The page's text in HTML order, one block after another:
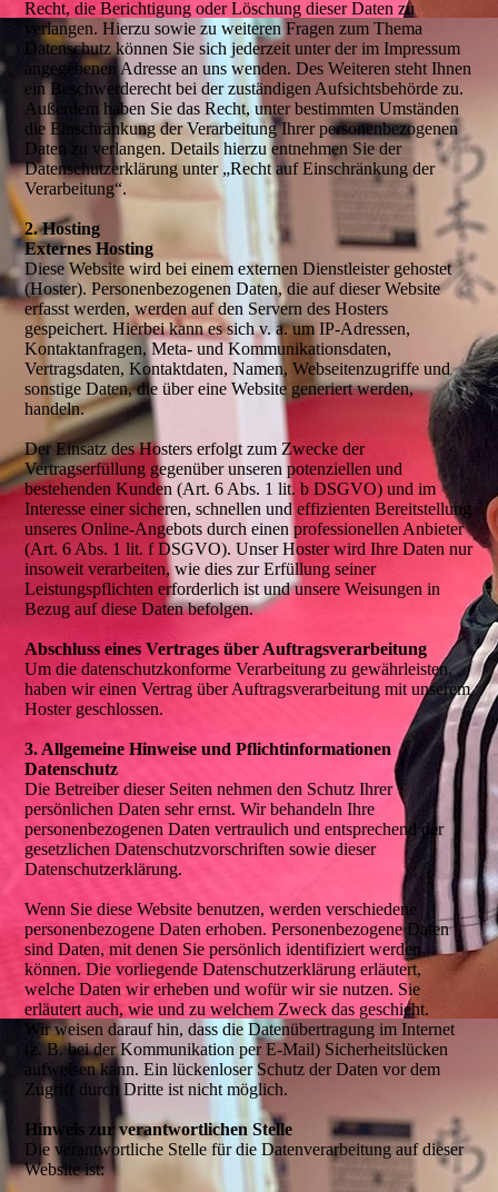
Recht, die Berichtigung oder Löschung dieser Daten zu
verlangen. Hierzu sowie zu weiteren Fragen zum Thema
Datenschutz können Sie sich jederzeit unter der im Impressum
angegebenen Adresse an uns wenden. Des Weiteren steht Ihnen
ein Beschwerderecht bei der zuständigen Aufsichtsbehörde zu.
Außerdem haben Sie das Recht, unter bestimmten Umständen
die Einschränkung der Verarbeitung Ihrer personenbezogenen
Daten zu verlangen. Details hierzu entnehmen Sie der
Datenschutzerklärung unter „Recht auf Einschränkung der
Verarbeitung“.
2. Hosting
Externes Hosting
Diese Website wird bei einem externen Dienstleister gehostet
(Hoster). Personenbezogenen Daten, die auf dieser Website
erfasst werden, werden auf den Servern des Hosters
gespeichert. Hierbei kann es sich v. a. um IP-Adressen,
Kontaktanfragen, Meta- und Kommunikationsdaten,
Vertragsdaten, Kontaktdaten, Namen, Webseitenzugriffe und
sonstige Daten, die über eine Website generiert werden,
handeln.
Der Einsatz des Hosters erfolgt zum Zwecke der
Vertragserfüllung gegenüber unseren potenziellen und
bestehenden Kunden (Art. 6 Abs. 1 lit. b DSGVO) und im
Interesse einer sicheren, schnellen und effizienten Bereitstellung
unseres Online-Angebots durch einen professionellen Anbieter
(Art. 6 Abs. 1 lit. f DSGVO). Unser Hoster wird Ihre Daten nur
insoweit verarbeiten, wie dies zur Erfüllung seiner
Leistungspflichten erforderlich ist und unsere Weisungen in
Bezug auf diese Daten befolgen.
Abschluss eines Vertrages über Auftragsverarbeitung
Um die datenschutzkonforme Verarbeitung zu gewährleisten,
haben wir einen Vertrag über Auftragsverarbeitung mit unserem
Hoster geschlossen.
3. Allgemeine Hinweise und Pflichtinformationen
Datenschutz
Die Betreiber dieser Seiten nehmen den Schutz Ihrer
persönlichen Daten sehr ernst. Wir behandeln Ihre
personenbezogenen Daten vertraulich und entsprechend der
gesetzlichen Datenschutzvorschriften sowie dieser
Datenschutzerklärung.
Wenn Sie diese Website benutzen, werden verschiedene
personenbezogene Daten erhoben. Personenbezogene Daten
sind Daten, mit denen Sie persönlich identifiziert werden
können. Die vorliegende Datenschutzerklärung erläutert,
welche Daten wir erheben und wofür wir sie nutzen. Sie
erläutert auch, wie und zu welchem Zweck das geschieht.
Wir weisen darauf hin, dass die Datenübertragung im Internet
(z. B. bei der Kommunikation per E-Mail) Sicherheitslücken
aufweisen kann. Ein lückenloser Schutz der Daten vor dem
Zugriff durch Dritte ist nicht möglich.
Hinweis zur verantwortlichen Stelle
Die verantwortliche Stelle für die Datenverarbeitung auf dieser
Website ist: